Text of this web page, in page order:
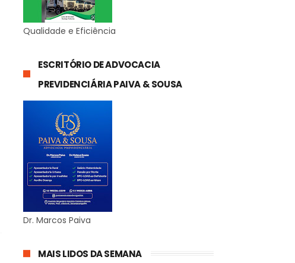
Qualidade e Eficiência
ESCRITÓRIO DE ADVOCACIA
PREVIDENCIÁRIA PAIVA & SOUSA
Dr. Marcos Paiva
MAIS LIDOS DA SEMANA